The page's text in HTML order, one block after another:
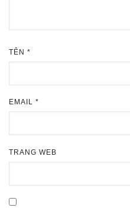
TÊN *
EMAIL *
TRANG WEB